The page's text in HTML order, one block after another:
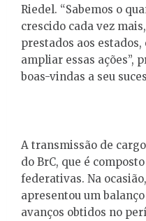
Riedel. “Sabemos o
crescido cada vez
prestados aos
ampliar essas ações”,
boas-vindas a seu
A transmissão de
do BrC, que é
federativas. Na
apresentou um
avanços obtidos no